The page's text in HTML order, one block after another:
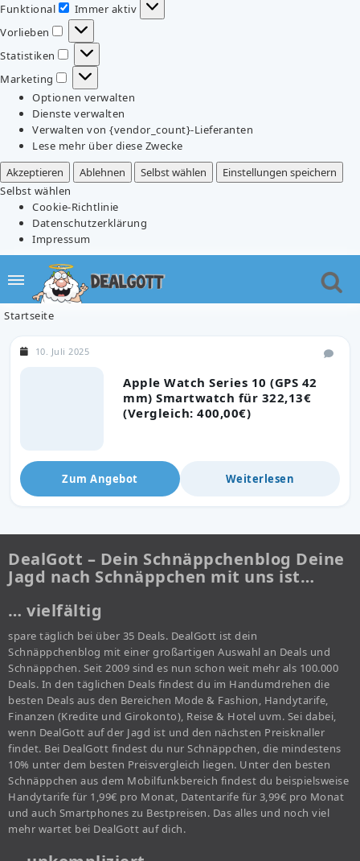
Funktional
Funktional
Immer aktiv
Vorlieben
Vorlieben
Statistiken
Statistiken
Marketing
Marketing
Optionen verwalten
Dienste verwalten
Verwalten von {vendor_count}-Lieferanten
Lese mehr über diese Zwecke
Akzeptieren
Ablehnen Selbst wählen
Einstellungen speichern
Selbst wählen
Cookie-Richtlinie
Datenschutzerklärung
Impressum
Startseite
Apple Watch Series 10 (GPS 42
mm) Smartwatch für 322,13€
(Vergleich: 400,00€)
10. Juli 2025
Zum Angebot Weiterlesen
DealGott – Dein Schnäppchenblog Deine
Jagd nach Schnäppchen mit uns ist…
… vielfältig
spare täglich bei über 35 Deals. DealGott ist dein
Schnäppchenblog mit einer großartigen Auswahl an Deals und
Schnäppchen. Seit 2009 sind es nun schon weit mehr als 100.000
Deals. In den täglichen Deals findest du im Handumdrehen die
besten Deals aus den Bereichen Mode & Fashion, Handytarife,
Finanzen (Kredite und Girokonto), Reise & Hotel uvm. Sei dabei,
wenn DealGott auf der Jagd ist und den nächsten Preisknaller
findet. Bei DealGott findest du nur Schnäppchen, die mindestens
10% unter dem besten Preisvergleich liegen. Unter den besten
Schnäppchen aus dem Mobilfunkbereich findest du beispielsweise
Handytarife für 1,99€ pro Monat, Datentarife für 3,99€ pro Monat
und auch Smartphones zu Bestpreisen. Das alles und noch viel
mehr wartet bei DealGott auf dich.